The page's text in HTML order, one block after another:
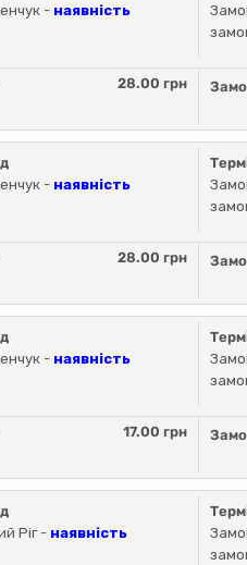
- наявність
28.00 грн
- наявність
28.00 грн
- наявність
17.00 грн
Ріг - наявність